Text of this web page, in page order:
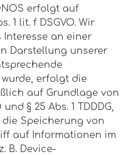
erfolgt auf
1 lit. f DSGVO. Wir
an einer
Darstellung unserer
erfolgt die
auf Grundlage von
§ 25 Abs. 1 TDDDG,
Speicherung von
auf Informationen im
B. Device-